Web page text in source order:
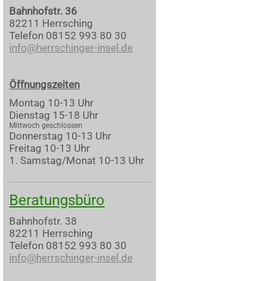
Bahnhofstr. 36
82211 Herrsching
Telefon 08152 993 80 30
info@herrschinger-insel.de
Öffnungszeiten
Montag 10-13 Uhr
Dienstag 15-18 Uhr
Mittwoch geschlossen
Donnerstag 10-13 Uhr
Freitag 10-13 Uhr
1. Samstag/Monat 10-13 Uhr
Beratungsbüro
Bahnhofstr. 38
82211 Herrsching
Telefon 08152 993 80 30
info@herrschinger-insel.de